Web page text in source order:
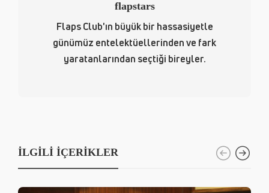
flapstars
Flaps Club'ın büyük bir hassasiyetle
günümüz entelektüellerinden ve fark
yaratanlarından seçtiği bireyler.
İLGILI İÇERIKLER